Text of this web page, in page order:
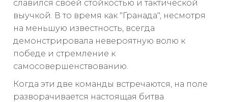
славился своей стойкостью и тактической
выучкой. В то время как "Гранада", несмотря
на меньшую известность, всегда
демонстрировала невероятную волю к
победе и стремление к
самосовершенствованию.
Когда эти две команды встречаются, на поле
разворачивается настоящая битва